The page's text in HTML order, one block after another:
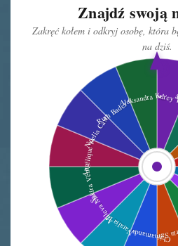
Znajdź swoją
Zakręć kołem i odkryj osobę, która
na dziś.